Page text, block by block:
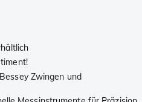
Zwingen und